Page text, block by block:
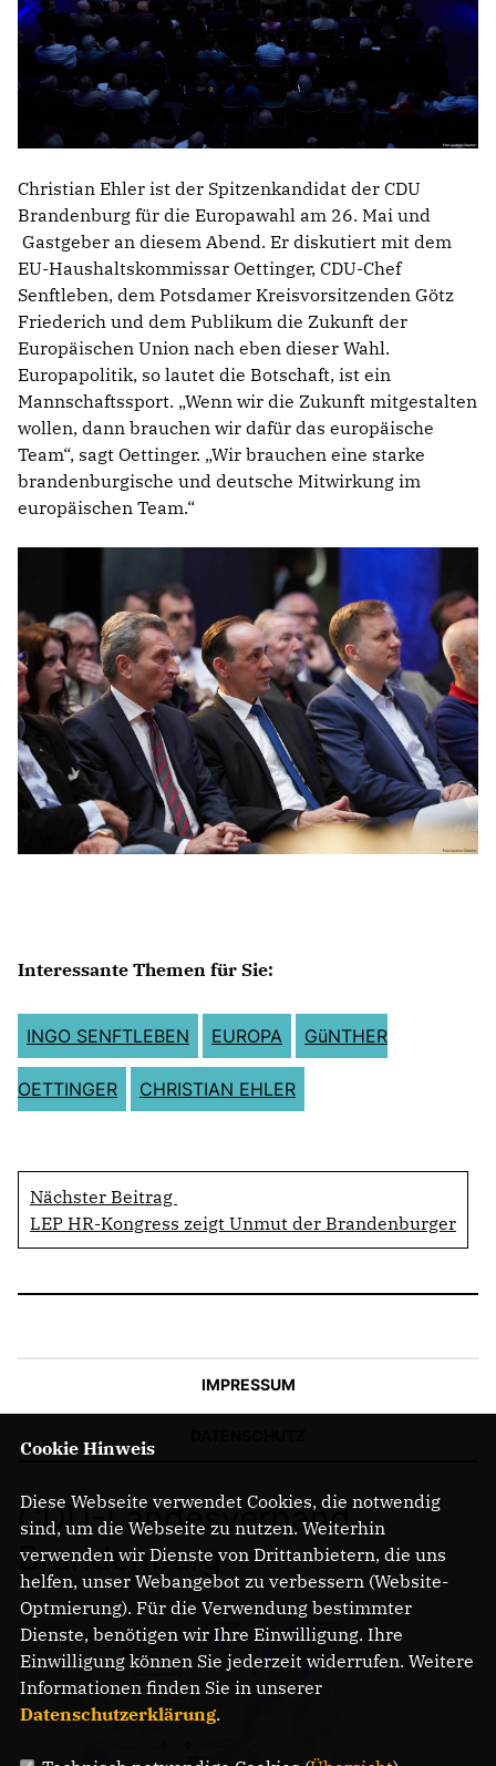
Christian Ehler ist der Spitzenkandidat der CDU
Brandenburg für die Europawahl am 26. Mai und
Gastgeber an diesem Abend. Er diskutiert mit dem
EU-Haushaltskommissar Oettinger, CDU-Chef
Senftleben, dem Potsdamer Kreisvorsitzenden Götz
Friederich und dem Publikum die Zukunft der
Europäischen Union nach eben dieser Wahl.
Europapolitik, so lautet die Botschaft, ist ein
Mannschaftssport. „Wenn wir die Zukunft mitgestalten
wollen, dann brauchen wir dafür das europäische
Team“, sagt Oettinger. „Wir brauchen eine starke
brandenburgische und deutsche Mitwirkung im
europäischen Team.“
Interessante Themen für Sie:
INGO SENFTLEBEN EUROPA GüNTHER
OETTINGER CHRISTIAN EHLER
Nächster Beitrag
LEP HR-Kongress zeigt Unmut der Brandenburger
IMPRESSUM
CDU-Landesverband
Brandenburg
Cookie Hinweis
Diese Webseite verwendet Cookies, die notwendig
sind, um die Webseite zu nutzen. Weiterhin
verwenden wir Dienste von Drittanbietern, die uns
helfen, unser Webangebot zu verbessern (Website-
Optmierung). Für die Verwendung bestimmter
Dienste, benötigen wir Ihre Einwilligung. Ihre
Einwilligung können Sie jederzeit widerrufen. Weitere
Informationen finden Sie in unserer
Datenschutzerklärung.